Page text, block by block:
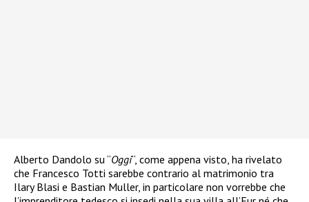
Alberto Dandolo su “Oggi“, come appena visto, ha rivelato
che Francesco Totti sarebbe contrario al matrimonio tra
Ilary Blasi e Bastian Muller, in particolare non vorrebbe che